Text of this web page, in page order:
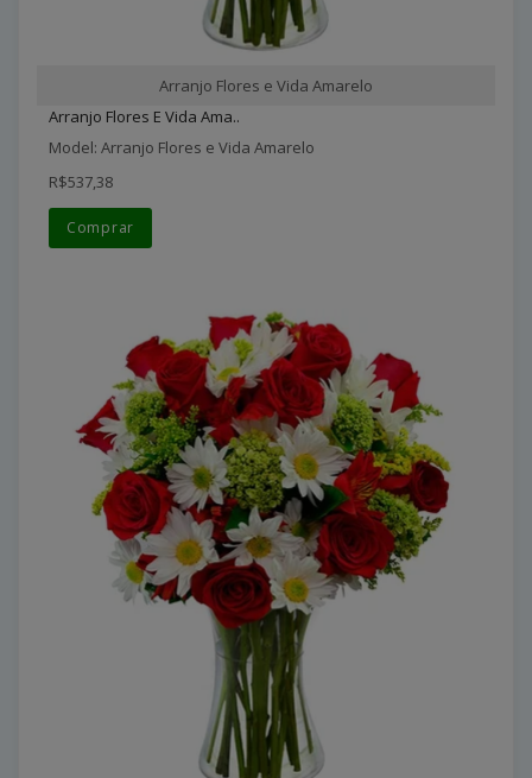
Arranjo Flores e Vida Amarelo
Arranjo Flores E Vida Ama..
Model: Arranjo Flores e Vida Amarelo
R$537,38
Comprar